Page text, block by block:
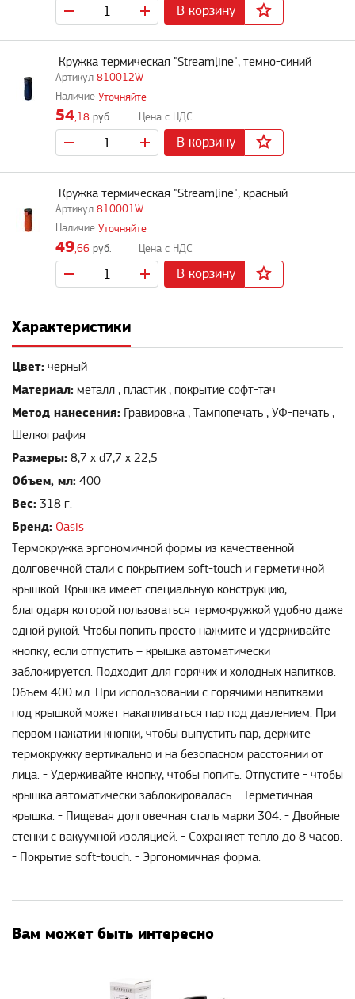
В корзину
810012W
Кружка термическая "Streamline", темно-синий
Уточняйте
54,18 руб.
В корзину
810001W
Кружка термическая "Streamline", красный
Уточняйте
49,66 руб.
В корзину
Характеристики
Цвет: черный
Материал: металл , пластик , покрытие софт-тач
Метод нанесения:
Шелкография
Размеры: 8,7 х d7,7 х 22,5
Объем, мл: 400
Вес: 318 г.
Бренд: Oasis
Термокружка эргономичной формы из качественной
долговечной стали с покрытием soft-touch и герметичной
крышкой. Крышка имеет специальную конструкцию,
благодаря которой пользоваться термокружкой удобно даже
одной рукой. Чтобы попить просто нажмите и удерживайте
кнопку, если отпустить – крышка автоматически
заблокируется. Подходит для горячих и холодных напитков.
Объем 400 мл. При использовании с горячими напитками
под крышкой может накапливаться пар под давлением. При
первом нажатии кнопки, чтобы выпустить пар, держите
термокружку вертикально и на безопасном расстоянии от
лица. - Удерживайте кнопку, чтобы попить. Отпустите - чтобы
крышка автоматически заблокировалась. - Герметичная
крышка. - Пищевая долговечная сталь марки 304. - Двойные
стенки с вакуумной изоляцией. - Сохраняет тепло до 8 часов.
- Покрытие soft-touch. - Эргономичная форма.
Вам может быть интересно